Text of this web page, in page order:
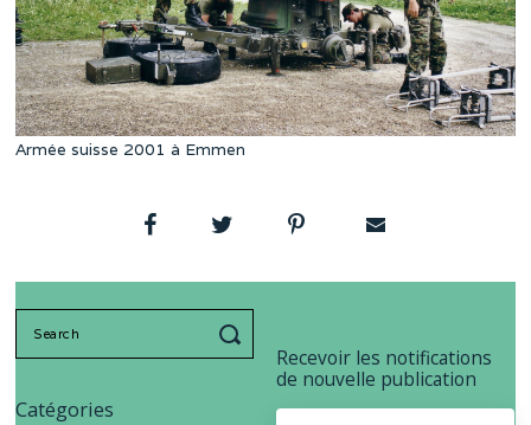
Armée suisse 2001 à Emmen
Recevoir les notifications
de nouvelle publication
Catégories